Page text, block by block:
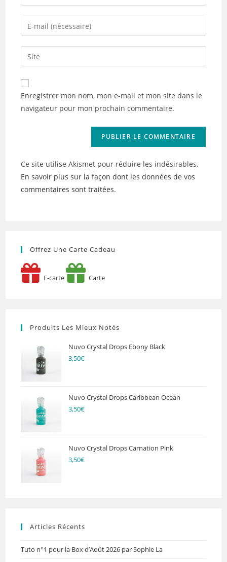
your
name
comment
Enter
your
email
address
comment
Saisir
l’URL
de
votre
(facultatif)
Enregistrer mon nom, mon e-mail et mon site dans le
navigateur pour mon prochain commentaire.
Ce site utilise Akismet pour réduire les indésirables.
En savoir plus sur la façon dont les données de vos
commentaires sont traitées.
Offrez Une Carte Cadeau
E-carte Carte
Produits Les Mieux Notés
Nuvo Crystal Drops Ebony Black
3,50€
Nuvo Crystal Drops Caribbean Ocean
3,50€
Nuvo Crystal Drops Carnation Pink
3,50€
Articles Récents
Tuto n°1 pour la Box d’Août 2026 par Sophie La